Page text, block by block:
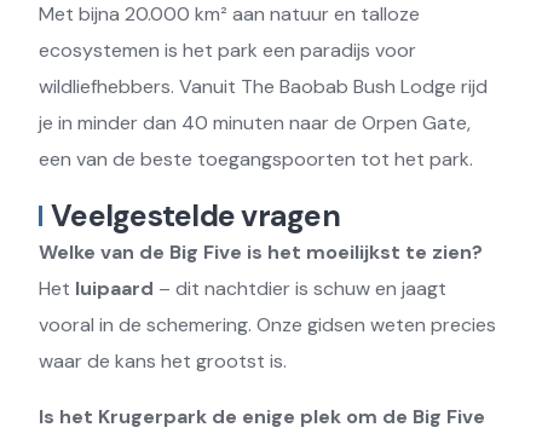
Met bijna 20.000 km² aan natuur en talloze
ecosystemen is het park een paradijs voor
wildliefhebbers. Vanuit The Baobab Bush Lodge rijd
je in minder dan 40 minuten naar de Orpen Gate,
een van de beste toegangspoorten tot het park.
Veelgestelde vragen
Welke van de Big Five is het moeilijkst te zien?
Het luipaard – dit nachtdier is schuw en jaagt
vooral in de schemering. Onze gidsen weten precies
waar de kans het grootst is.
Is het Krugerpark de enige plek om de Big Five